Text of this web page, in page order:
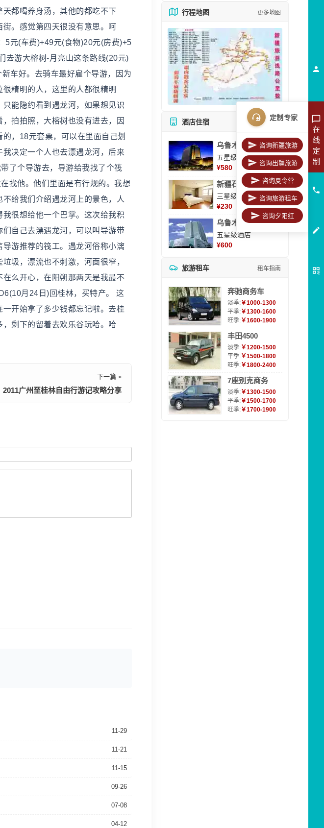
都喝养身汤，其他的都吃不下
。感觉第四天很没有意思。呵
5元(车费)+49元(食物)20元(房费)+5
去游大榕树-月亮山这条路线(20元)
车好。去骑车最好雇个导游，因为
精明的人，这里的人都很精明
能隐约看到遇龙河，如果想见识
拍拍照，大榕树也没有进去，因
，18元套票，可以在里面自己划
决定一个人也去漂遇龙河，后来
了个导游去，导游给我找了个筏
找他。他们里面是有行规的。我想
给我们介绍遇龙河上的景色，人
很想给他一个巴掌。这次给我积
自己去漂遇龙河，可以叫导游带
游推荐的筏工。遇龙河俗称小漓
圾，漂流也不刺激，河面很窄，
么开心，在阳朔那两天是我最不
月24日)回桂林，买特产。 这
开始拿了多少钱都忘记啦。去桂
剩下的留着去欢乐谷玩哈。哈
下一篇 »
2011广州至桂林自由行游记攻略分享
11-29
11-21
11-15
09-26
07-08
04-12
行程地图 更多地图
酒店住宿 所有酒店
乌鲁木齐美丽华大酒
五星级酒店
¥580
新疆石河子凯瑞酒店
三星级酒店
¥230
乌鲁木齐海德大酒店
五星级酒店
¥600
旅游租车 租车指南
奔驰商务车
淡季:￥1000-1300
平季:￥1300-1600
旺季:￥1600-1900
丰田4500
淡季:￥1200-1500
平季:￥1500-1800
旺季:￥1800-2400
7座别克商务
淡季:￥1300-1500
平季:￥1500-1700
旺季:￥1700-1900
在
线
定
制
定制专家
咨询新疆旅游
咨询出疆旅游
咨询夏令营
咨询旅游租车
咨询夕阳红